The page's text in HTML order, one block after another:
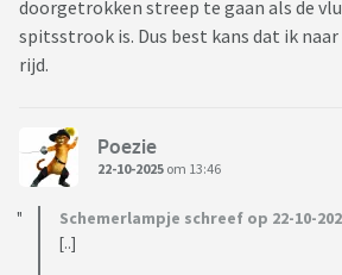
doorgetrokken streep te gaan als de
spitsstrook is. Dus best kans dat ik
rijd.
Poezie
22-10-2025 om 13:46
Schemerlampje schreef op 22-10-
[..]